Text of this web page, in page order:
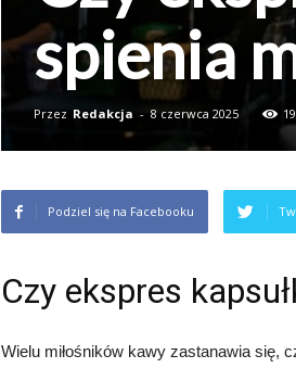
spienia
Przez Redakcja - 8 czerwca 2025
Podziel się na Facebooku
Czy ekspres
Wielu miłośników kawy zastanawia się,